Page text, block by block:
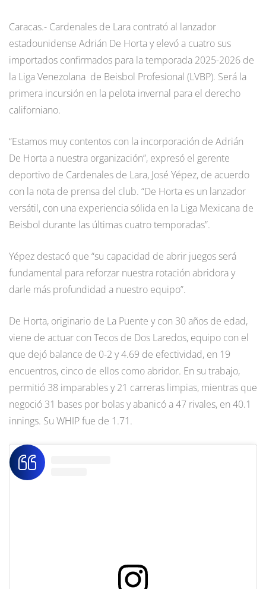
Caracas.- Cardenales de Lara contrató al lanzador
estadounidense Adrián De Horta y elevó a cuatro sus
importados confirmados para la temporada 2025-2026 de
la Liga Venezolana de Beisbol Profesional (LVBP). Será la
primera incursión en la pelota invernal para el derecho
californiano.
“Estamos muy contentos con la incorporación de Adrián
De Horta a nuestra organización”, expresó el gerente
deportivo de Cardenales de Lara, José Yépez, de acuerdo
con la nota de prensa del club. “De Horta es un lanzador
versátil, con una experiencia sólida en la Liga Mexicana de
Beisbol durante las últimas cuatro temporadas”.
Yépez destacó que “su capacidad de abrir juegos será
fundamental para reforzar nuestra rotación abridora y
darle más profundidad a nuestro equipo”.
De Horta, originario de La Puente y con 30 años de edad,
viene de actuar con Tecos de Dos Laredos, equipo con el
que dejó balance de 0-2 y 4.69 de efectividad, en 19
encuentros, cinco de ellos como abridor. En su trabajo,
permitió 38 imparables y 21 carreras limpias, mientras que
negoció 31 bases por bolas y abanicó a 47 rivales, en 40.1
innings. Su WHIP fue de 1.71.